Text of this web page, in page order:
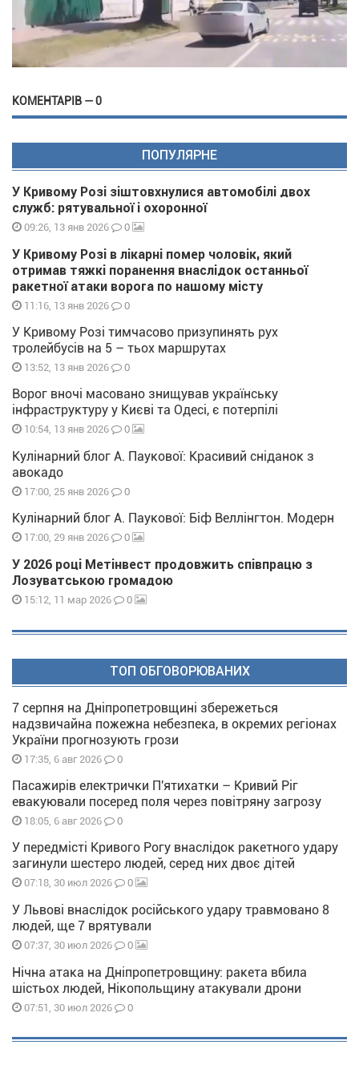
КОМЕНТАРІВ — 0
ПОПУЛЯРНЕ
У Кривому Розі зіштовхнулися автомобілі двох
служб: рятувальної і охоронної
09:26, 13 янв 2026 0
У Кривому Розі в лікарні помер чоловік, який
отримав тяжкі поранення внаслідок останньої
ракетної атаки ворога по нашому місту
11:16, 13 янв 2026 0
У Кривому Розі тимчасово призупинять рух
тролейбусів на 5 – тьох маршрутах
13:52, 13 янв 2026 0
Ворог вночі масовано знищував українську
інфраструктуру у Києві та Одесі, є потерпілі
10:54, 13 янв 2026 0
Кулінарний блог А. Паукової: Красивий сніданок з
авокадо
17:00, 25 янв 2026 0
Кулінарний блог А. Паукової: Біф Веллінгтон. Модерн
17:00, 29 янв 2026 0
У 2026 році Метінвест продовжить співпрацю з
Лозуватською громадою
15:12, 11 мар 2026 0
ТОП ОБГОВОРЮВАНИХ
7 серпня на Дніпропетровщині збережеться
надзвичайна пожежна небезпека, в окремих регіонах
України прогнозують грози
17:35, 6 авг 2026 0
Пасажирів електрички П'ятихатки – Кривий Ріг
евакуювали посеред поля через повітряну загрозу
18:05, 6 авг 2026 0
У передмісті Кривого Рогу внаслідок ракетного удару
загинули шестеро людей, серед них двоє дітей
07:18, 30 июл 2026 0
У Львові внаслідок російського удару травмовано 8
людей, ще 7 врятували
07:37, 30 июл 2026 0
Нічна атака на Дніпропетровщину: ракета вбила
шістьох людей, Нікопольщину атакували дрони
07:51, 30 июл 2026 0